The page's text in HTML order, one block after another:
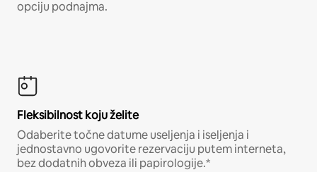
opciju podnajma.
Fleksibilnost koju želite
Odaberite točne datume useljenja i iseljenja i
jednostavno ugovorite rezervaciju putem interneta,
bez dodatnih obveza ili papirologije.*